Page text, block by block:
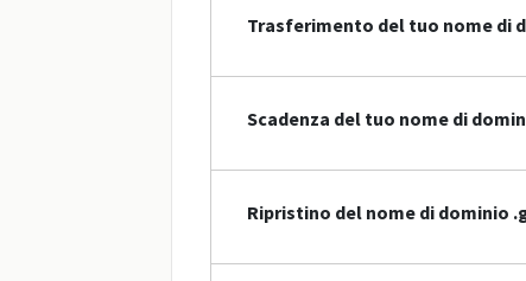
Trasferimento del tuo nome di
Scadenza del tuo nome di
Ripristino del nome di dominio